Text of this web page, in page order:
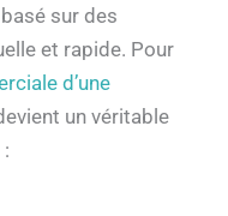
sur des
et rapide. Pour
d’une
un véritable